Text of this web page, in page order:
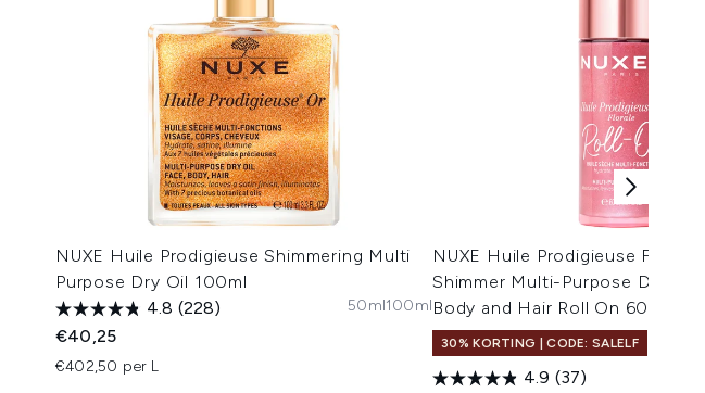
NUXE Huile Prodigieuse Shimmering Multi
Purpose Dry Oil 100ml
4.8 (228)
€40,25
€402,50 per L
50ml100ml
NUXE Huile Prodigieuse Floral
Shimmer Multi-Purpose Dry Oil
Body and Hair Roll On 60ml
30% KORTING | CODE: SALELF
4.9 (37)